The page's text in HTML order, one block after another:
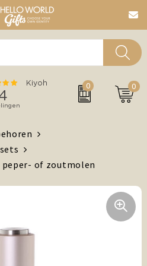
0 0
peper- of zoutmolen